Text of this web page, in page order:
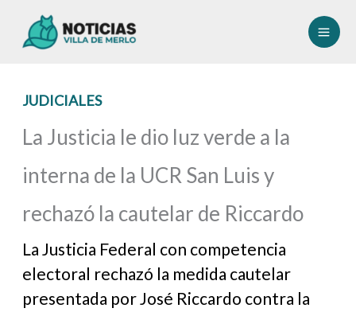
JUDICIALES
La Justicia le dio luz verde a la
interna de la UCR San Luis y
rechazó la cautelar de Riccardo
La Justicia Federal con competencia
electoral rechazó la medida cautelar
presentada por José Riccardo contra la